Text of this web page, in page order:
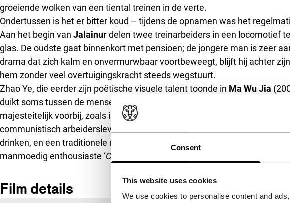
Consent
This website uses cookies
We use cookies to personalise content and
groeiende wolken van een tiental treinen in de verte.
Ondertussen is het er bitter koud – tijdens de opnamen was het
Aan het begin van Jalainurdelen twee treinarbeiders in een locomotief
glas. De oudste gaat binnenkort met pensioen; de jongere man is zeer
drama dat zich kalm en onvermurwbaar voortbeweegt, blijft hij achter
hem zonder veel overtuigingskracht steeds wegstuurt.
Zhao Ye, die eerder zijn poëtische visuele talent toonde in Ma Wu Jia
duikt soms tussen de mensen in, zoals wanneer een ontsnapt varken
majesteitelijk voorbij, zoals in de enorme reparatiehal voor locomotieven.
communistisch arbeidersleven. De treinarbeiders worden streng
drinken, en een traditionele muziekvoorstelling weet nauwelijks publiek
manmoedig enthousiaste ‘Come on, let’s go!
Film details